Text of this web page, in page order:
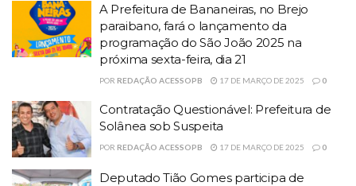
A Prefeitura de Bananeiras, no Brejo
paraibano, fará o lançamento da
programação do São João 2025 na
próxima sexta-feira, dia 21
POR REDAÇÃO ACESSOPB 17 DE MARÇO DE 2025 0
Contratação Questionável: Prefeitura de
Solânea sob Suspeita
POR REDAÇÃO ACESSOPB 17 DE MARÇO DE 2025 0
Deputado Tião Gomes participa de